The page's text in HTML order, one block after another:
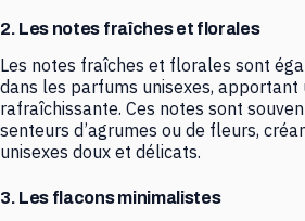
2. Les notes fraîches et florales
Les notes fraîches et florales sont
dans les parfums unisexes, apportant
rafraîchissante. Ces notes sont
senteurs d’agrumes ou de fleurs,
unisexes doux et délicats.
3. Les flacons minimalistes